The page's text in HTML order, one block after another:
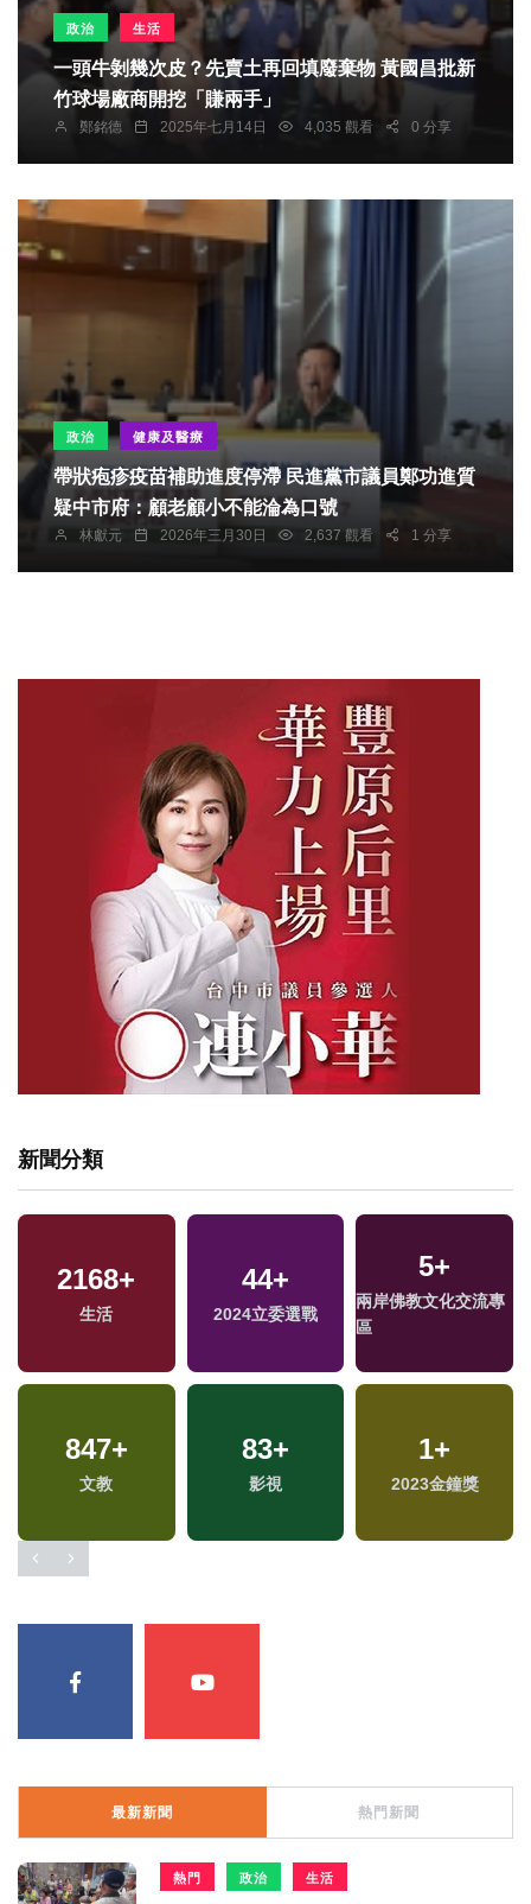
政治 生活
一頭牛剝幾次皮？先賣土再回填廢棄物 黃國昌批新
竹球場廠商開挖「賺兩手」
鄭銘德 2025年七月14日 4,035 觀看 0 分享
政治 健康及醫療
帶狀疱疹疫苗補助進度停滯 民進黨市議員鄭功進質
疑中市府：顧老顧小不能淪為口號
林獻元 2026年三月30日 2,637 觀看 1 分享
新聞分類
2168+
生活
44+
2024立委選戰
5+
兩岸佛教文化交流專
區
847+
文教
83+
影視
1+
2023金鐘獎
最新新聞 熱門新聞
熱門 政治 生活